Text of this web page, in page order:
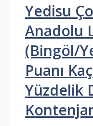
Yedisu
Anadolu
(Bingöl/
Puanı
Yüzdelik